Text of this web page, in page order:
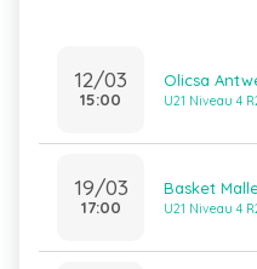
12/03
15:00
Olicsa
U21 Niveau 4
19/03
17:00
Basket
U21 Niveau 4